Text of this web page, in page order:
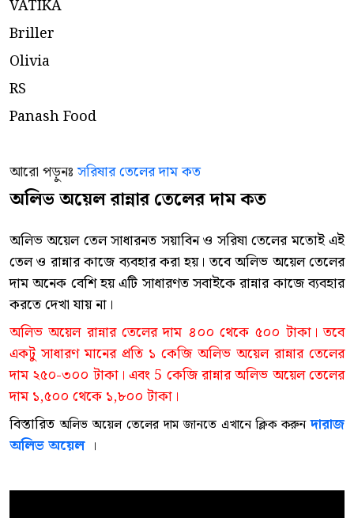
VATIKA
Briller
Olivia
RS
Panash Food
আরো পড়ুনঃসরিষার তেলের দাম কত
অলিভ অয়েল রান্নার তেলের দাম কত
অলিভ অয়েল তেল সাধারনত সয়াবিন ও সরিষা তেলের মতোই এই
তেল ও রান্নার কাজে ব্যবহার করা হয়। তবে অলিভ অয়েল তেলের
দাম অনেক বেশি হয় এটি সাধারণত সবাইকে রান্নার কাজে ব্যবহার
করতে দেখা যায় না।
অলিভ অয়েল রান্নার তেলের দাম ৪০০ থেকে ৫০০ টাকা। তবে
একটু সাধারণ মানের প্রতি ১ কেজি অলিভ অয়েল রান্নার তেলের
দাম ২৫০-৩০০ টাকা। এবং 5 কেজি রান্নার অলিভ অয়েল তেলের
দাম ১,৫০০ থেকে ১,৮০০ টাকা।
বিস্তারিতঅলিভ অয়েল তেলের দাম জানতে এখানে ক্লিক করুনদারাজ
অলিভ অয়েল ।